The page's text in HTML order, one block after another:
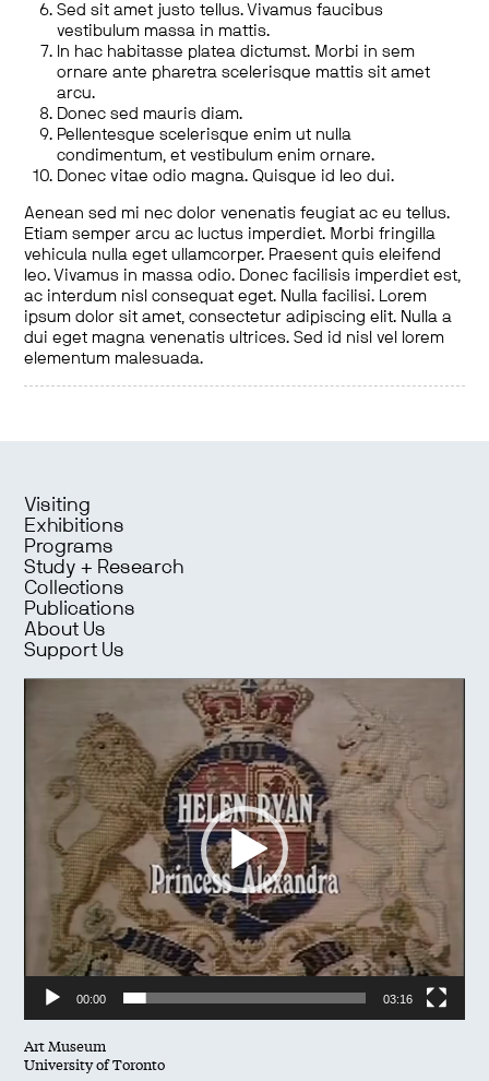
Sed sit amet justo tellus. Vivamus faucibus
vestibulum massa in mattis.
In hac habitasse platea dictumst. Morbi in sem
ornare ante pharetra scelerisque mattis sit amet
arcu.
Donec sed mauris diam.
Pellentesque scelerisque enim ut nulla
condimentum, et vestibulum enim ornare.
Donec vitae odio magna. Quisque id leo dui.
Aenean sed mi nec dolor venenatis feugiat ac eu tellus.
Etiam semper arcu ac luctus imperdiet. Morbi fringilla
vehicula nulla eget ullamcorper. Praesent quis eleifend
leo. Vivamus in massa odio. Donec facilisis imperdiet est,
ac interdum nisl consequat eget. Nulla facilisi. Lorem
ipsum dolor sit amet, consectetur adipiscing elit. Nulla a
dui eget magna venenatis ultrices. Sed id nisl vel lorem
elementum malesuada.
Visiting
Exhibitions
Programs
Study + Research
Collections
Publications
About Us
Support Us
00:00 03:16
Art Museum
University of Toronto